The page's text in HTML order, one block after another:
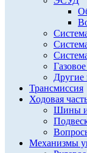
Другие
Трансмиссия
Ходовая
Шины и
Механизмы